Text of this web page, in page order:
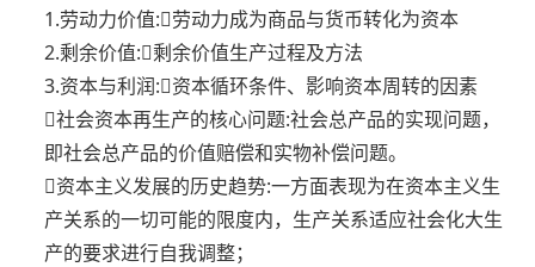
1.劳动力价值:劳动力成为商品与货币转化为资本
2.剩余价值:剩余价值生产过程及方法
3.资本与利润:资本循环条件、影响资本周转的因素
社会资本再生产的核心问题:社会总产品的实现问题，
即社会总产品的价值赔偿和实物补偿问题。
资本主义发展的历史趋势:一方面表现为在资本主义生
产关系的一切可能的限度内，生产关系适应社会化大生
产的要求进行自我调整；